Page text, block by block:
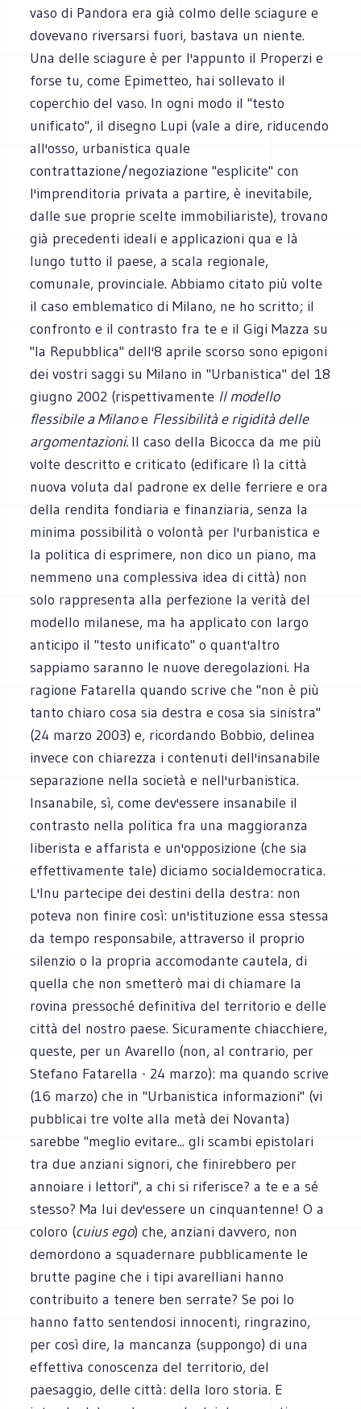
vaso di Pandora era già colmo delle sciagure e
dovevano riversarsi fuori, bastava un niente.
Una delle sciagure è per l'appunto il Properzi e
forse tu, come Epimetteo, hai sollevato il
coperchio del vaso. In ogni modo il "testo
unificato", il disegno Lupi (vale a dire, riducendo
all'osso, urbanistica quale
contrattazione/negoziazione "esplicite" con
l'imprenditoria privata a partire, è inevitabile,
dalle sue proprie scelte immobiliariste), trovano
già precedenti ideali e applicazioni qua e là
lungo tutto il paese, a scala regionale,
comunale, provinciale. Abbiamo citato più volte
il caso emblematico di Milano, ne ho scritto; il
confronto e il contrasto fra te e il Gigi Mazza su
"la Repubblica" dell'8 aprile scorso sono epigoni
dei vostri saggi su Milano in "Urbanistica" del 18
giugno 2002 (rispettivamente Il modello
flessibile a Milanoe Flessibilità e rigidità delle
argomentazioni. Il caso della Bicocca da me più
volte descritto e criticato (edificare lì la città
nuova voluta dal padrone ex delle ferriere e ora
della rendita fondiaria e finanziaria, senza la
minima possibilità o volontà per l'urbanistica e
la politica di esprimere, non dico un piano, ma
nemmeno una complessiva idea di città) non
solo rappresenta alla perfezione la verità del
modello milanese, ma ha applicato con largo
anticipo il "testo unificato" o quant'altro
sappiamo saranno le nuove deregolazioni. Ha
ragione Fatarella quando scrive che "non è più
tanto chiaro cosa sia destra e cosa sia sinistra"
(24 marzo 2003) e, ricordando Bobbio, delinea
invece con chiarezza i contenuti dell'insanabile
separazione nella società e nell'urbanistica.
Insanabile, sì, come dev'essere insanabile il
contrasto nella politica fra una maggioranza
liberista e affarista e un'opposizione (che sia
effettivamente tale) diciamo socialdemocratica.
L'Inu partecipe dei destini della destra: non
poteva non finire così: un'istituzione essa stessa
da tempo responsabile, attraverso il proprio
silenzio o la propria accomodante cautela, di
quella che non smetterò mai di chiamare la
rovina pressoché definitiva del territorio e delle
città del nostro paese. Sicuramente chiacchiere,
queste, per un Avarello (non, al contrario, per
Stefano Fatarella - 24 marzo): ma quando scrive
(16 marzo) che in "Urbanistica informazioni" (vi
pubblicai tre volte alla metà dei Novanta)
sarebbe "meglio evitare... gli scambi epistolari
tra due anziani signori, che finirebbero per
annoiare i lettori", a chi si riferisce? a te e a sé
stesso? Ma lui dev'essere un cinquantenne! O a
coloro (cuius ego) che, anziani davvero, non
demordono a squadernare pubblicamente le
brutte pagine che i tipi avarelliani hanno
contribuito a tenere ben serrate? Se poi lo
hanno fatto sentendosi innocenti, ringrazino,
per così dire, la mancanza (suppongo) di una
effettiva conoscenza del territorio, del
paesaggio, delle città: della loro storia. E